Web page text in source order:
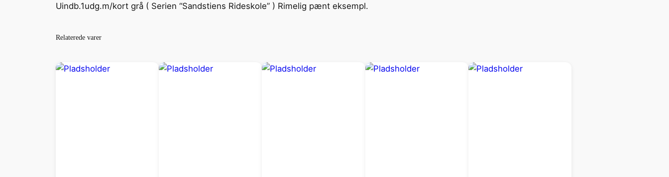
e
a
Uindb.1udg.m/kort grå ( Serien “Sandstiens Rideskole” ) Rimelig pænt eksempl.
Relaterede varer